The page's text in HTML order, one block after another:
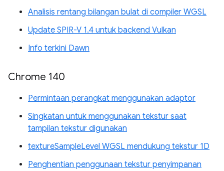
Analisis rentang bilangan bulat di compiler WGSL
Update SPIR-V 1.4 untuk backend Vulkan
Info terkini Dawn
Chrome 140
Permintaan perangkat menggunakan adaptor
Singkatan untuk menggunakan tekstur saat
tampilan tekstur digunakan
textureSampleLevel WGSL mendukung tekstur 1D
Penghentian penggunaan tekstur penyimpanan